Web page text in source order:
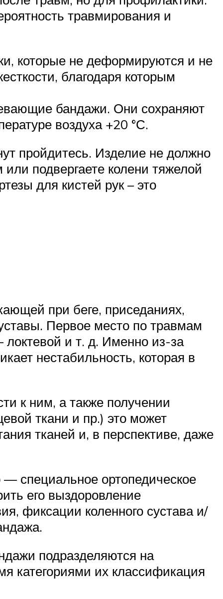
травмирования и
которые не деформируются и не
благодаря которым
бандажи. Они сохраняют
воздуха +20 °С.
пройдитесь. Изделие не должно
подвергаете колени тяжелой
для кистей рук – это
при беге, приседаниях,
Первое место по травмам
локтевой и т. д. Именно из-за
нестабильность, которая в
к ним, а также получении
ткани и пр.) это может
тканей и, в перспективе, даже
специальное ортопедическое
его выздоровление
фиксации коленного сустава и/
подразделяются на
категориями их классификация